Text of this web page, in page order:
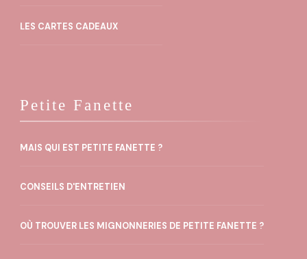
du
LES CARTES CADEAUX
Petite Fanette
MAIS QUI EST PETITE FANETTE ?
CONSEILS D'ENTRETIEN
OÙ TROUVER LES MIGNONNERIES DE PETITE FANETTE ?